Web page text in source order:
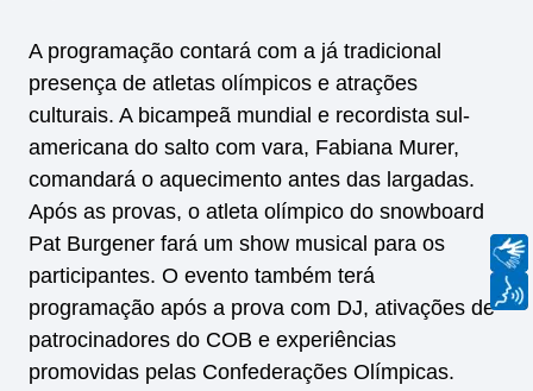
A programação contará com a já tradicional
presença de atletas olímpicos e atrações
culturais. A bicampeã mundial e recordista sul-
americana do salto com vara, Fabiana Murer,
comandará o aquecimento antes das largadas.
Após as provas, o atleta olímpico do snowboard
Pat Burgener fará um show musical para os
participantes. O evento também terá
programação após a prova com DJ, ativações de
patrocinadores do COB e experiências
promovidas pelas Confederações Olímpicas.